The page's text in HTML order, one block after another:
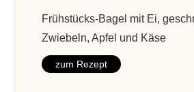
Frühstücks-Bagel mit Ei,
Zwiebeln, Apfel und Käse
zum Rezept